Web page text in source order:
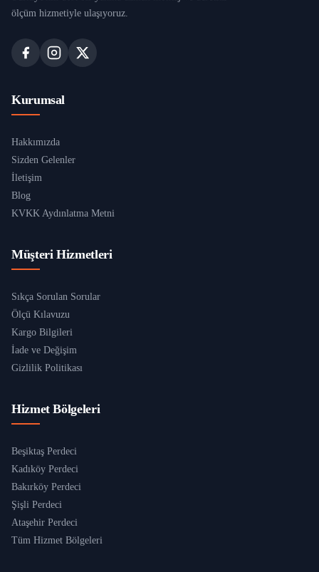
ölçüm hizmetiyle ulaşıyoruz.
Kurumsal
Hakkımızda
Sizden Gelenler
İletişim
Blog
KVKK Aydınlatma Metni
Müşteri Hizmetleri
Sıkça Sorulan Sorular
Ölçü Kılavuzu
Kargo Bilgileri
İade ve Değişim
Gizlilik Politikası
Hizmet Bölgeleri
Beşiktaş Perdeci
Kadıköy Perdeci
Bakırköy Perdeci
Şişli Perdeci
Ataşehir Perdeci
Tüm Hizmet Bölgeleri